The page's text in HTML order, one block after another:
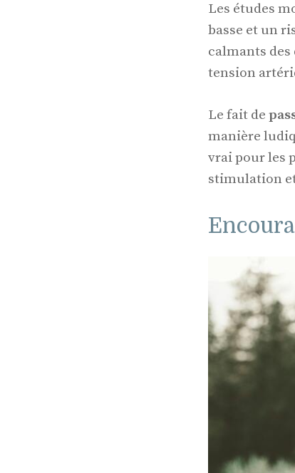
Les études
basse et un
calmants
tension
Le fait de
manière
vrai pour les
stimulation